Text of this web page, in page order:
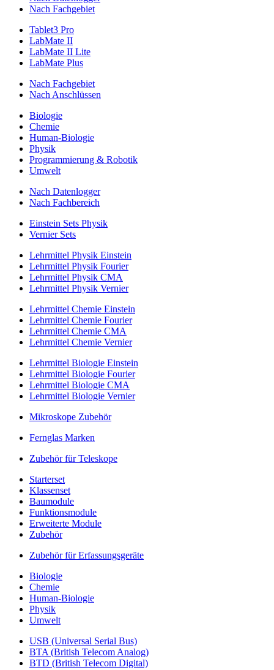
Nach Fachgebiet
Tablet3 Pro
LabMate II
LabMate II Lite
LabMate Plus
Nach Fachgebiet
Nach Anschlüssen
Biologie
Chemie
Human-Biologie
Physik
Programmierung & Robotik
Umwelt
Nach Datenlogger
Nach Fachbereich
Einstein Sets Physik
Vernier Sets
Lehrmittel Physik Einstein
Lehrmittel Physik Fourier
Lehrmittel Physik CMA
Lehrmittel Physik Vernier
Lehrmittel Chemie Einstein
Lehrmittel Chemie Fourier
Lehrmittel Chemie CMA
Lehrmittel Chemie Vernier
Lehrmittel Biologie Einstein
Lehrmittel Biologie Fourier
Lehrmittel Biologie CMA
Lehrmittel Biologie Vernier
Mikroskope Zubehör
Fernglas Marken
Zubehör für Teleskope
Starterset
Klassenset
Baumodule
Funktionsmodule
Erweiterte Module
Zubehör
Zubehör für Erfassungsgeräte
Biologie
Chemie
Human-Biologie
Physik
Umwelt
USB (Universal Serial Bus)
BTA (British Telecom Analog)
BTD (British Telecom Digital)